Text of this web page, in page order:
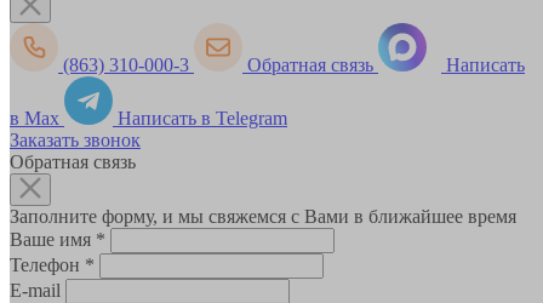
(863) 310-000-3 Обратная связь Написать
в Max
Написать в Telegram
Заказать звонок
Обратная связь
Заполните форму, и мы свяжемся с Вами в ближайшее время
Ваше имя *
Телефон *
E-mail